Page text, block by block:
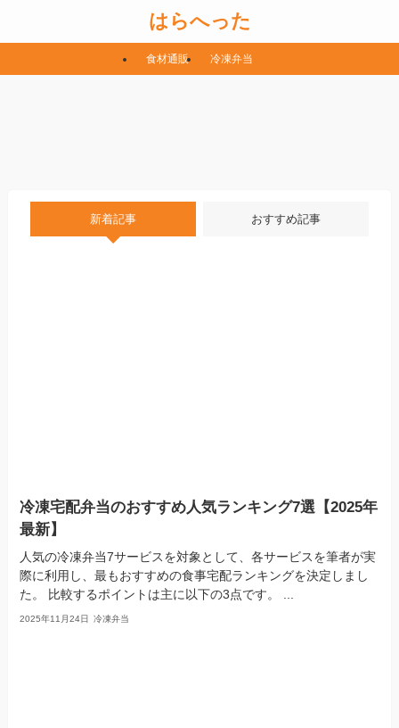
はらへった
食材通販 冷凍弁当
新着記事 おすすめ記事
冷凍宅配弁当のおすすめ人気ランキング7選【2025年
最新】
人気の冷凍弁当7サービスを対象として、各サービスを筆者が実
際に利用し、最もおすすめの食事宅配ランキングを決定しまし
た。 比較するポイントは主に以下の3点です。 ...
2025年11月24日 冷凍弁当